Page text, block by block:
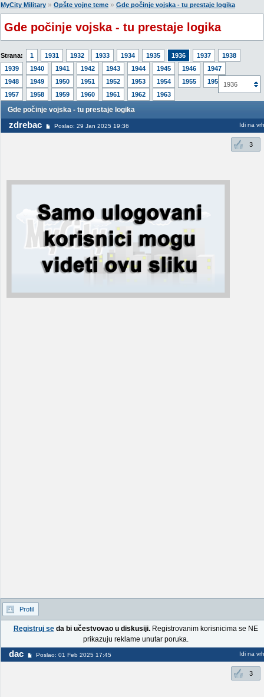
MyCity Military » Opšte vojne teme » Gde počinje vojska - tu prestaje logika
Gde počinje vojska - tu prestaje logika
Strana: 1 1931 1932 1933 1934 1935 1936 1937
1938
1939
1940 1941 1942 1943 1944 1945 1946
1947
1948
1949 1950 1951 1952 1953 1954 1955
1956
1957
1958 1959 1960 1961 1962 1963
1936
Gde počinje vojska - tu prestaje logika
zdrebac Poslao: 29 Jan 2025 19:36 Idi na vrh
3
Profil
Registruj seda bi učestvovao u diskusiji.Registrovanim korisnicima se NE
prikazuju reklame unutar poruka.
dac Poslao: 01 Feb 2025 17:45 Idi na vrh
3